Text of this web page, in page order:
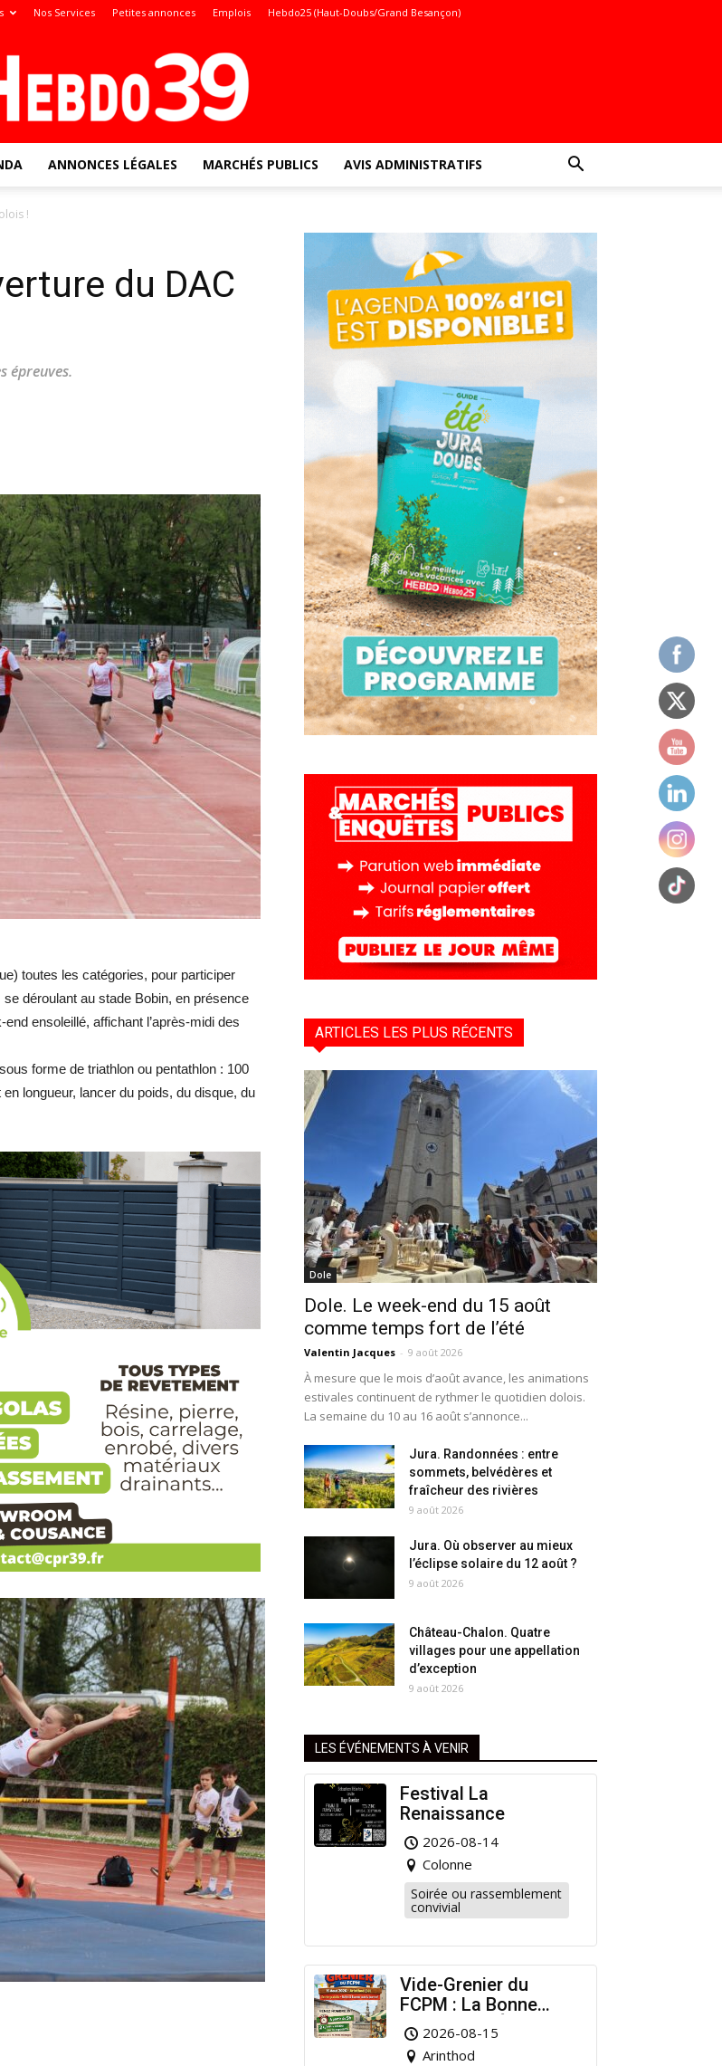
Nos Services Petites annonces Emplois Hebdo25 (Haut-Doubs/Grand Besançon)
l'info
locale
Hebdo39
ANNONCES LÉGALES MARCHÉS PUBLICS AVIS ADMINISTRATIFS
!
du DAC
épreuves.
toutes les catégories, pour participer
déroulant au stade Bobin, en présence
ensoleillé, affichant l’après-midi des
forme de triathlon ou pentathlon : 100
longueur, lancer du poids, du disque, du
ARTICLES LES PLUS RÉCENTS
Dole
Dole. Le week-end du 15 août
comme temps fort de l’été
Valentin Jacques - 9 août 2026
À mesure que le mois d’août avance, les animations
estivales continuent de rythmer le quotidien dolois.
La semaine du 10 au 16 août s’annonce...
Jura. Randonnées : entre
sommets, belvédères et
fraîcheur des rivières
9 août 2026
Jura. Où observer au mieux
l’éclipse solaire du 12 août ?
9 août 2026
Château-Chalon. Quatre
villages pour une appellation
d’exception
9 août 2026
LES ÉVÉNEMENTS À VENIR
Festival La
Renaissance
2026-08-14
Colonne
Soirée ou rassemblement
convivial
Vide-Grenier du
FCPM : La Bonne
Affaire de l’Été à
Arinthod !
2026-08-15
Arinthod